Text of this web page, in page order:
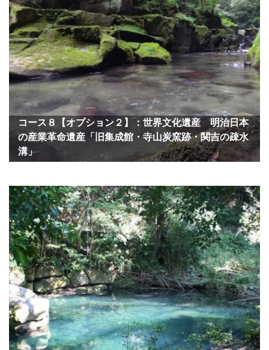
コース８【オプション２】：世界文化遺産 明治日本
の産業革命遺産「旧集成館・寺山炭窯跡・関吉の疎水
溝」